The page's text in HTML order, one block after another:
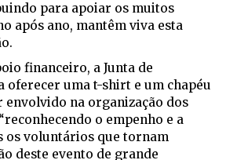
para apoiar os muitos
após ano, mantêm viva esta
financeiro, a Junta de
oferecer uma t-shirt e um chapéu
envolvido na organização dos
o empenho e a
os voluntários que tornam
deste evento de grande